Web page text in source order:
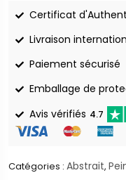
Certificat
Livraison
Paiement sécurisé
Emballage de
Avis vérifiés 4.7
Catégories : Abstrait,